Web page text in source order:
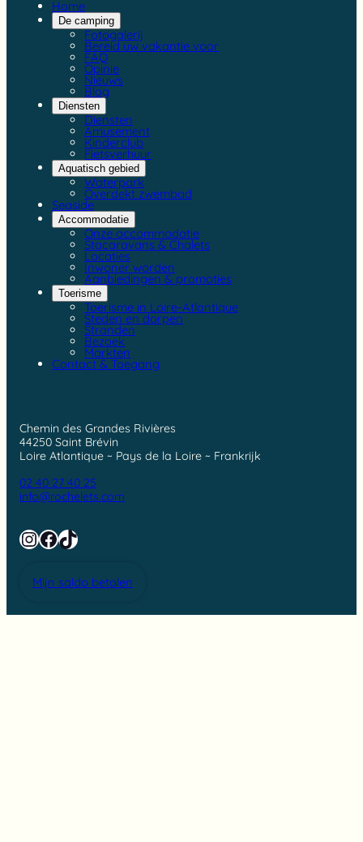
Home
De camping
Fotogalerij
Bereid uw vakantie voor
FAQ
Opinie
Nieuws
Blog
Diensten
Diensten
Amusement
Kinderclub
Fietsverhuur
Aquatisch gebied
Waterpark
Overdekt zwembad
Seaside
Accommodatie
Onze accommodatie
Stacaravans & Chalets
Locaties
Inwoner worden
Aanbiedingen & promoties
Toerisme
Toerisme in Loire-Atlantique
Steden en dorpen
Stranden
Bezoek
Markten
Contact & Toegang
Chemin des Grandes Rivières
44250 Saint Brévin
Loire Atlantique ~ Pays de la Loire ~ Frankrijk
02 40 27 40 25
info@rochelets.com
Instagram
Facebook
TikTok
Mijn saldo betalen